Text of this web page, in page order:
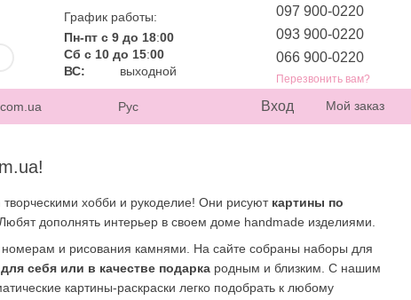
График работы:
Пн-пт с 9 до 18:00
Сб с 10 до 15:00
ВС:
выходной
097 900-0220
093 900-0220
066 900-0220
Перезвонить вам?
Рус Вход Мой заказ
хобби и рукоделие! Они рисуют картины по
дополнять интерьер в своем доме handmade изделиями.
и рисования камнями. На сайте собраны наборы для
для себя или в качестве подарка родным и близким. С нашим
картины-раскраски легко подобрать к любому